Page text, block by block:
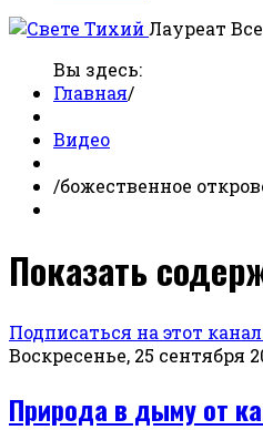
Лауреат
Вы здесь:
Главная/
Видео
/божественное
Показать
Подписаться на этот канал
Воскресенье, 25 сентября
Природа в дыму от